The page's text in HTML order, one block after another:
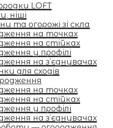
LOFT
ніші
та огорожі зі скла
на точках
на стійках
у профілі
на з’єднувачах
для сходів
на точках
на стійках
у профілі
на з’єднувачах